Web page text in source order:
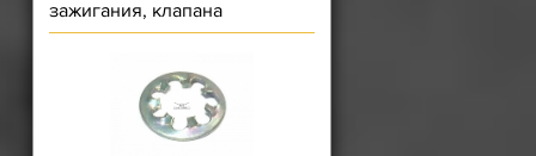
зажигания, клапана
карбюратора, коммутатора,
омывателя, облицовки
радиатора 452)